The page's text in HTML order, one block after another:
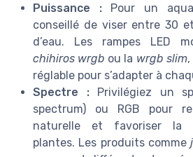
Puissance :Pour un
conseillé de viser entre 30
d’eau. Les rampes LED
chihiros wrgb ou la wrgb slim,
réglable pour s’adapter à
Spectre :Privilégiez un
spectrum) ou RGB pour
naturelle et favoriser la
plantes. Les produits comme